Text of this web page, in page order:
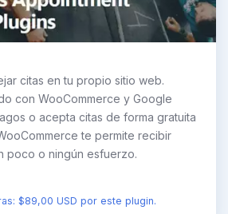
citas en tu propio sitio web.
con WooCommerce y Google
o acepta citas de forma gratuita
te permite recibir
poco o ningún esfuerzo.
$89,00 USD por este plugin.